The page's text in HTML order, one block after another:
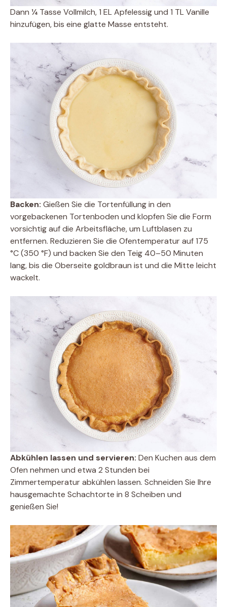
Dann ¼ Tasse Vollmilch, 1 EL Apfelessig und 1 TL Vanille
hinzufügen, bis eine glatte Masse entsteht.
Backen: Gießen Sie die Tortenfüllung in den
vorgebackenen Tortenboden und klopfen Sie die Form
vorsichtig auf die Arbeitsfläche, um Luftblasen zu
entfernen. Reduzieren Sie die Ofentemperatur auf 175
°C (350 °F) und backen Sie den Teig 40–50 Minuten
lang, bis die Oberseite goldbraun ist und die Mitte leicht
wackelt.
Abkühlen lassen und servieren: Den Kuchen aus dem
Ofen nehmen und etwa 2 Stunden bei
Zimmertemperatur abkühlen lassen. Schneiden Sie Ihre
hausgemachte Schachtorte in 8 Scheiben und
genießen Sie!